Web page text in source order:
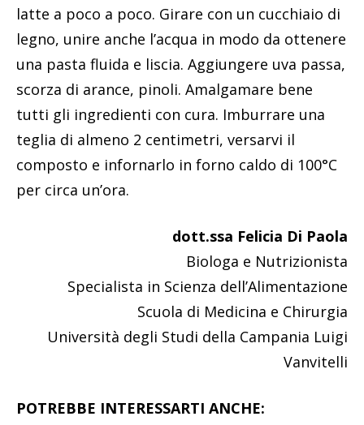
latte a poco a poco. Girare con un cucchiaio di
legno, unire anche l’acqua in modo da ottenere
una pasta fluida e liscia. Aggiungere uva passa,
scorza di arance, pinoli. Amalgamare bene
tutti gli ingredienti con cura. Imburrare una
teglia di almeno 2 centimetri, versarvi il
composto e infornarlo in forno caldo di 100°C
per circa un’ora.
dott.ssa Felicia Di Paola
Biologa e Nutrizionista
Specialista in Scienza dell’Alimentazione
Scuola di Medicina e Chirurgia
Università degli Studi della Campania Luigi
Vanvitelli
POTREBBE INTERESSARTI ANCHE: